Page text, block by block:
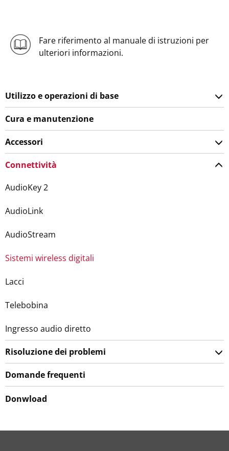
Fare riferimento al manuale di istruzioni per
ulteriori informazioni.
Utilizzo e operazioni di base
Cura e manutenzione
Accessori
Connettività
AudioKey 2
AudioLink
AudioStream
Sistemi wireless digitali
Lacci
Telebobina
Ingresso audio diretto
Risoluzione dei problemi
Domande frequenti
Donwload